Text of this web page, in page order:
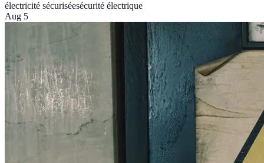
électricité sécuriséesécurité électrique
Aug 5